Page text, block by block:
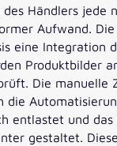
des Händlers jede
Aufwand.
eine Integration
Produktbilder
Die manuelle
die
entlastet und das
gestaltet.